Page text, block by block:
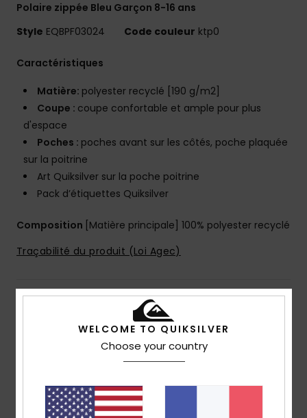
Polaire zippée Bleu Garçon 8-16 ans
Style EQBPF03024 Code couleur ktp0
Caractéristiques
Matière: polyester recyclé [190 g/m2]
Coupe : coupe confortable et ample pour plus
d'espace
Poches : poches avant sur les côtés, poche plaquée
sur la poitrine
Art Quiksilver sur la poche poitrine
Pack d’étiquettes Quiksilver
Composition [Matière principale] 100% polyester recyclé
Traçabilité du produit (Loi Agec)
Livraison & Retours
Note moyenne
WELCOME TO QUIKSILVER
Choose your country